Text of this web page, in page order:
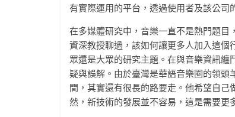
有實際運用的平台，透過使用者及該公司
在多媒體研究中，音樂一直不是熱門題目
資深教授聊過，該如何讓更多人加入這個
眾還是大眾的研究主題。在與音樂資訊
疑與誤解。由於臺灣是華語音樂圈的領頭
間，其實還有很長的路要走。他希望自
然，新技術的發展並不容易，這是需要更